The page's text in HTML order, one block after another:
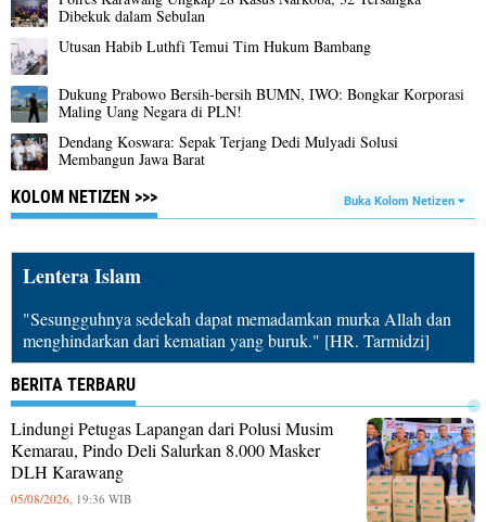
Dibekuk dalam Sebulan
Utusan Habib Luthfi Temui Tim Hukum Bambang
Dukung Prabowo Bersih-bersih BUMN, IWO: Bongkar Korporasi
Maling Uang Negara di PLN!
Dendang Koswara: Sepak Terjang Dedi Mulyadi Solusi
Membangun Jawa Barat
KOLOM NETIZEN >>>
Buka Kolom Netizen
Lentera Islam
"Sesungguhnya sedekah dapat memadamkan murka Allah dan
menghindarkan dari kematian yang buruk." [HR. Tarmidzi]
BERITA TERBARU
Lindungi Petugas Lapangan dari Polusi Musim
Kemarau, Pindo Deli Salurkan 8.000 Masker
DLH Karawang
05/08/2026, 19:36 WIB